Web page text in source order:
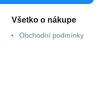
Všetko o nákupe
Obchodní podmínky